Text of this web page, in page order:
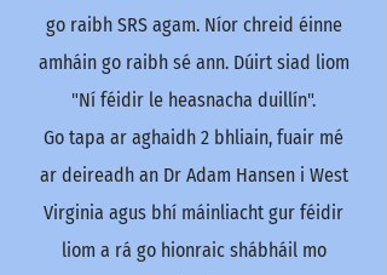
go raibh SRS agam. Níor chreid éinne
amháin go raibh sé ann. Dúirt siad liom
"Ní féidir le heasnacha duillín".
Go tapa ar aghaidh 2 bhliain, fuair mé
ar deireadh an Dr Adam Hansen i West
Virginia agus bhí máinliacht gur féidir
liom a rá go hionraic shábháil mo